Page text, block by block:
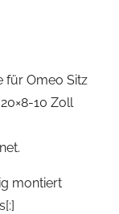
für Omeo Sitz
10 Zoll
montiert